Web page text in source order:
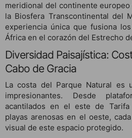
meridional del continente
la Biosfera Transcontinental del
experiencia única que fusiona
África en el corazón del Estrecho
Diversidad Paisajística:
Cabo de Gracia
La costa del Parque Natural es
impresionantes. Desde
acantilados en el este de
playas arenosas en el oeste,
visual de este espacio protegido.